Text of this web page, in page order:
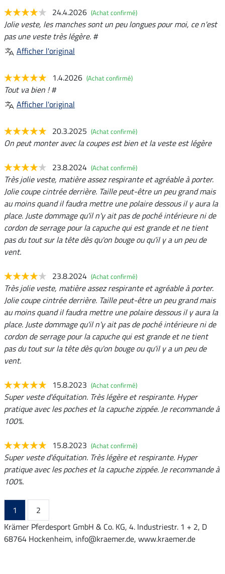
24.4.2026 (Achat confirmé)
Jolie veste, les manches sont un peu longues pour moi, ce n'est
pas une veste très légère. #
Afficher l'original
1.4.2026 (Achat confirmé)
Tout va bien ! #
Afficher l'original
20.3.2025 (Achat confirmé)
On peut monter avec la coupes est bien et la veste est légère
23.8.2024 (Achat confirmé)
Très jolie veste, matière assez respirante et agréable à porter.
Jolie coupe cintrée derrière. Taille peut-être un peu grand mais
au moins quand il faudra mettre une polaire dessous il y aura la
place. Juste dommage qu'il n'y ait pas de poché intérieure ni de
cordon de serrage pour la capuche qui est grande et ne tient
pas du tout sur la tête dès qu'on bouge ou qu'il y a un peu de
vent.
23.8.2024 (Achat confirmé)
Très jolie veste, matière assez respirante et agréable à porter.
Jolie coupe cintrée derrière. Taille peut-être un peu grand mais
au moins quand il faudra mettre une polaire dessous il y aura la
place. Juste dommage qu'il n'y ait pas de poché intérieure ni de
cordon de serrage pour la capuche qui est grande et ne tient
pas du tout sur la tête dès qu'on bouge ou qu'il y a un peu de
vent.
15.8.2023 (Achat confirmé)
Super veste d'équitation. Très légère et respirante. Hyper
pratique avec les poches et la capuche zippée. Je recommande à
100%.
15.8.2023 (Achat confirmé)
Super veste d'équitation. Très légère et respirante. Hyper
pratique avec les poches et la capuche zippée. Je recommande à
100%.
1
2
Krämer Pferdesport GmbH & Co. KG, 4. Industriestr. 1 + 2, D
68764 Hockenheim, info@kraemer.de, www.kraemer.de